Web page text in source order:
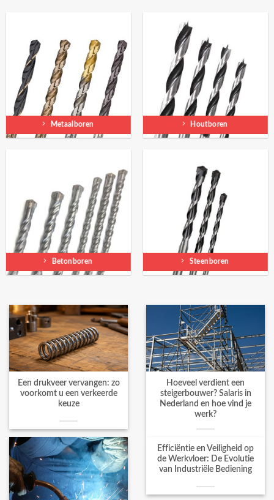
Metaalboren Houtboren
Betonboren Steenboren
Een drukveer vervangen: zo
voorkomt u een verkeerde
keuze
Hoeveel verdient een
steigerbouwer? Salaris in
Nederland en hoe vind je
werk?
Efficiëntie en Veiligheid op
de Werkvloer: De Evolutie
van Industriële Bediening